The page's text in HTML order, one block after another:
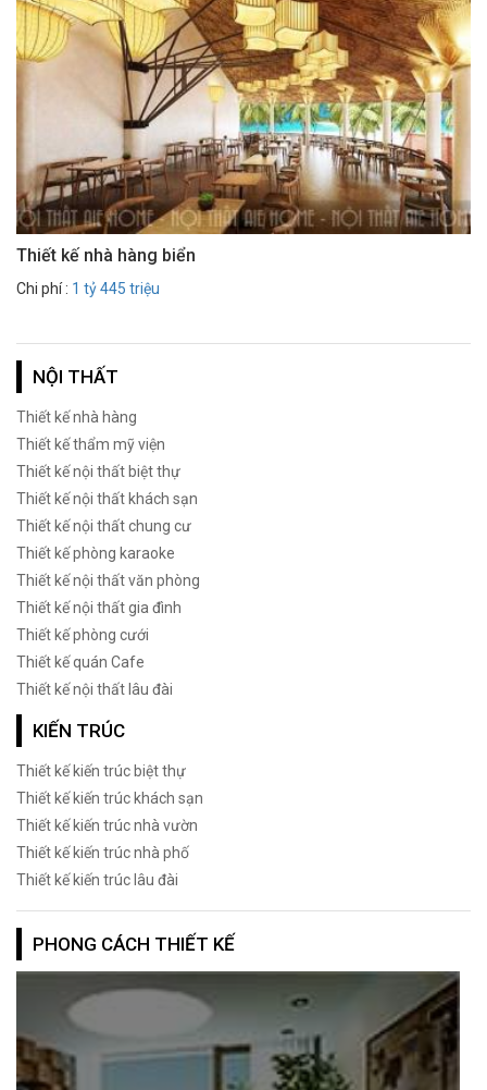
Thiết kế nhà hàng biển
Chi phí : 1 tỷ 445 triệu
NỘI THẤT
Thiết kế nhà hàng
Thiết kế thẩm mỹ viện
Thiết kế nội thất biệt thự
Thiết kế nội thất khách sạn
Thiết kế nội thất chung cư
Thiết kế phòng karaoke
Thiết kế nội thất văn phòng
Thiết kế nội thất gia đình
Thiết kế phòng cưới
Thiết kế quán Cafe
Thiết kế nội thất lâu đài
KIẾN TRÚC
Thiết kế kiến trúc biệt thự
Thiết kế kiến trúc khách sạn
Thiết kế kiến trúc nhà vườn
Thiết kế kiến trúc nhà phố
Thiết kế kiến trúc lâu đài
PHONG CÁCH THIẾT KẾ